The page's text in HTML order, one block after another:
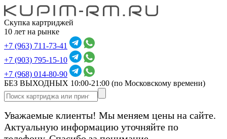
Скупка картриджей
10 лет на рынке
+7 (963) 711-73-41
+7 (903) 795-15-10
+7 (968) 014-80-90
БЕЗ ВЫХОДНЫХ 10:00-21:00 (по Московскому времени)
Уважаемые клиенты! Мы меняем цены на сайте.
Актуальную информацию уточняйте по